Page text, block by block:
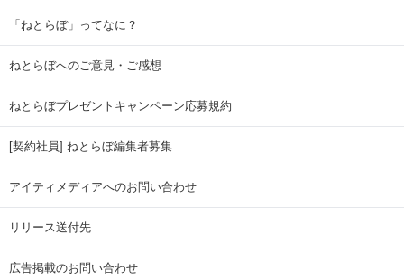
「ねとらぼ」ってなに？
ねとらぼへのご意見・ご感想
ねとらぼプレゼントキャンペーン応募規約
[契約社員] ねとらぼ編集者募集
アイティメディアへのお問い合わせ
リリース送付先
広告掲載のお問い合わせ